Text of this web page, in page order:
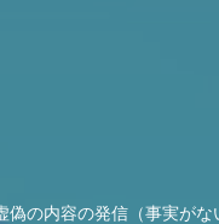
の内容の発信（事実が